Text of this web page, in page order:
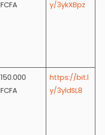
FCFA y/3ykXBpz
150.000
FCFA
https://bit.l
y/3yldSL8